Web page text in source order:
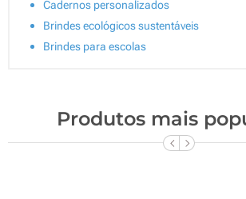
Cadernos personalizados
Brindes ecológicos sustentáveis
Brindes para escolas
Produtos mais